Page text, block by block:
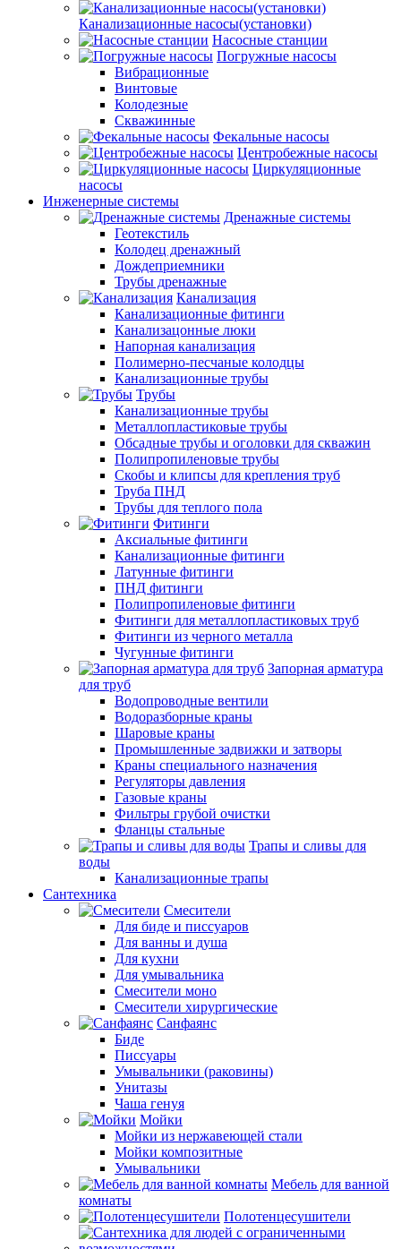
Канализационные насосы(установки)
Насосные станции
Погружные насосы
Вибрационные
Винтовые
Колодезные
Скважинные
Фекальные насосы
Центробежные насосы
Циркуляционные
насосы
Инженерные системы
Дренажные системы
Геотекстиль
Колодец дренажный
Дождеприемники
Трубы дренажные
Канализация
Канализационные фитинги
Канализацонные люки
Напорная канализация
Полимерно-песчаные колодцы
Канализационные трубы
Трубы
Канализационные трубы
Металлопластиковые трубы
Обсадные трубы и оголовки для скважин
Полипропиленовые трубы
Скобы и клипсы для крепления труб
Труба ПНД
Трубы для теплого пола
Фитинги
Аксиальные фитинги
Канализационные фитинги
Латунные фитинги
ПНД фитинги
Полипропиленовые фитинги
Фитинги для металлопластиковых труб
Фитинги из черного металла
Чугунные фитинги
Запорная арматура
для труб
Водопроводные вентили
Водоразборные краны
Шаровые краны
Промышленные задвижки и затворы
Краны специального назначения
Регуляторы давления
Газовые краны
Фильтры грубой очистки
Фланцы стальные
Трапы и сливы для
воды
Канализационные трапы
Сантехника
Смесители
Для биде и писсуаров
Для ванны и душа
Для кухни
Для умывальника
Смесители моно
Смесители хирургические
Санфаянс
Биде
Писсуары
Умывальники (раковины)
Унитазы
Чаша генуя
Мойки
Мойки из нержавеющей стали
Мойки композитные
Умывальники
Мебель для ванной
комнаты
Полотенцесушители